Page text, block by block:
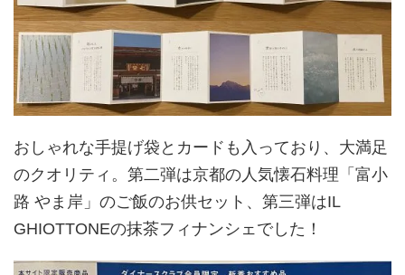
おしゃれな手提げ袋とカードも入っており、大満足
のクオリティ。第二弾は京都の人気懐石料理「富小
路 やま岸」のご飯のお供セット、第三弾はIL
GHIOTTONEの抹茶フィナンシェでした！